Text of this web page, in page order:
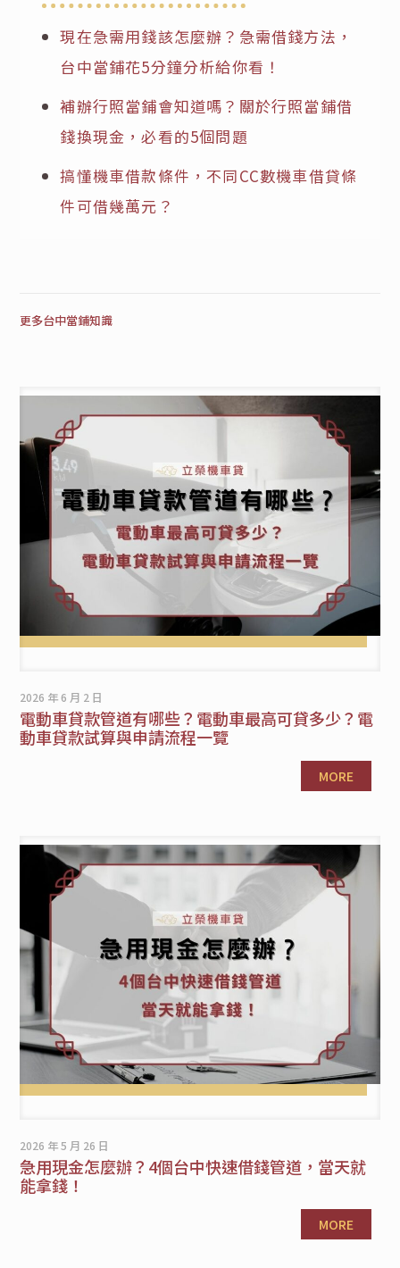
現在急需用錢該怎麼辦？急需借錢方法，
台中當鋪花5分鐘分析給你看！
補辦行照當鋪會知道嗎？關於行照當鋪借
錢換現金，必看的5個問題
搞懂機車借款條件，不同CC數機車借貸條
件可借幾萬元？
更多台中當鋪知識
2026 年 6 月 2 日
電動車貸款管道有哪些？電動車最高可貸多少？電
動車貸款試算與申請流程一覽
MORE
2026 年 5 月 26 日
急用現金怎麼辦？4個台中快速借錢管道，當天就
能拿錢！
MORE